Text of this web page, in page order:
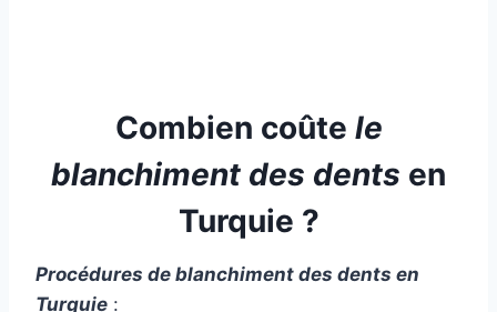
Combien coûte le
blanchiment des dents en
Turquie ?
Procédures de blanchiment des dents en
Turquie :